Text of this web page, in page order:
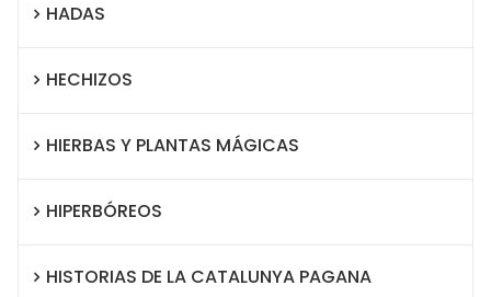
HADAS
HECHIZOS
HIERBAS Y PLANTAS MÁGICAS
HIPERBÓREOS
HISTORIAS DE LA CATALUNYA PAGANA